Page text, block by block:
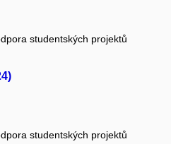
studentských projektů
studentských projektů